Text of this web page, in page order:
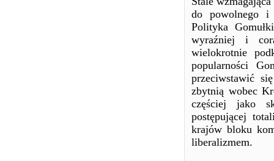
do powolnego i
Polityka
wyraźniej i
wielokrotnie
popularności
przeciwstawić
zbytnią wobec
częściej jako
postępującej
krajów bloku
liberalizmem.